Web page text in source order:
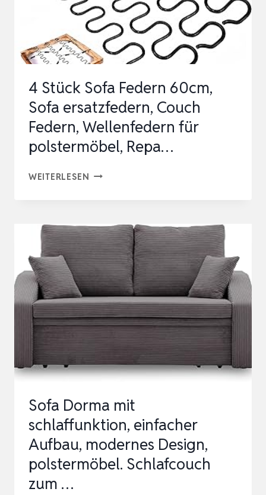
4 Stück Sofa Federn 60cm,
Sofa ersatzfedern, Couch
Federn, Wellenfedern für
polstermöbel, Repa…
WEITERLESEN 4
FEDERN
60CM,
SOFA
ERSATZFEDERN,
COUCH
FEDERN,
WELLENFEDERN
FÜR
POLSTERMÖBEL,
Sofa Dorma mit
schlaffunktion, einfacher
Aufbau, modernes Design,
polstermöbel. Schlafcouch
zum …